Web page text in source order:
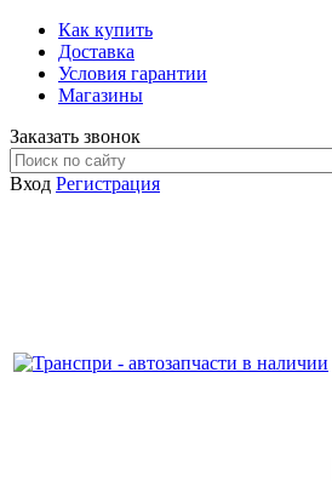
Как купить
Доставка
Условия гарантии
Магазины
Заказать звонок
Вход Регистрация